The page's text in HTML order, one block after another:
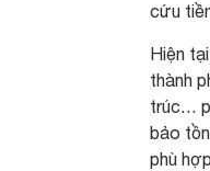
cứu
Hiện
thành
trúc…
bảo
phù